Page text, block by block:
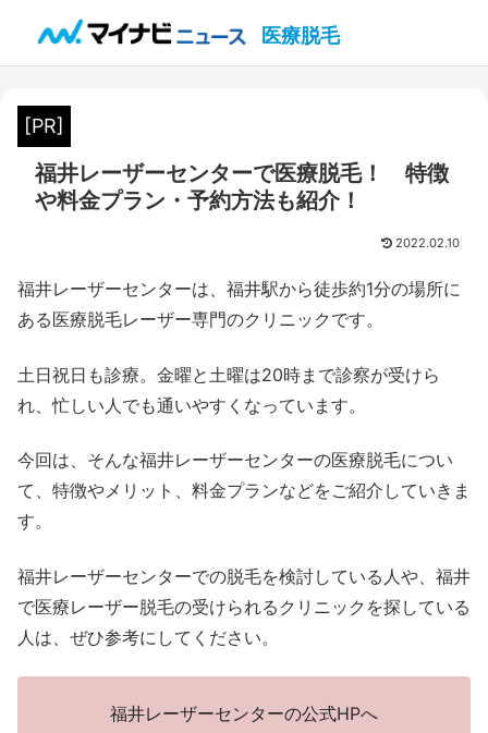
医療脱毛
[PR]
福井レーザーセンターで医療脱毛！ 特徴
や料金プラン・予約方法も紹介！
2022.02.10
福井レーザーセンターは、福井駅から徒歩約1分の場所に
ある医療脱毛レーザー専門のクリニックです。
土日祝日も診療。金曜と土曜は20時まで診察が受けら
れ、忙しい人でも通いやすくなっています。
今回は、そんな福井レーザーセンターの医療脱毛につい
て、特徴やメリット、料金プランなどをご紹介していきま
す。
福井レーザーセンターでの脱毛を検討している人や、福井
で医療レーザー脱毛の受けられるクリニックを探している
人は、ぜひ参考にしてください。
福井レーザーセンターの公式HPへ